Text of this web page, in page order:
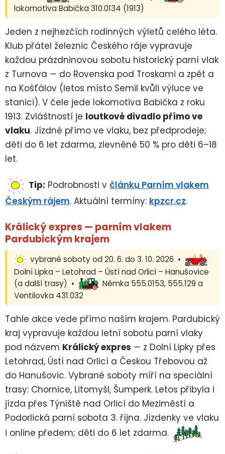
lokomotiva Babička 310.0134 (1913)
Jeden z nejhezčích rodinných výletů celého léta.
Klub přátel železnic Českého ráje vypravuje
každou prázdninovou sobotu historický parní vlak
z Turnova — do Rovenska pod Troskami a zpět a
na Košťálov (letos místo Semil kvůli výluce ve
stanici). V čele jede lokomotiva Babička z roku
1913. Zvláštností je loutkové divadlo přímo ve
vlaku. Jízdné přímo ve vlaku, bez předprodeje;
děti do 6 let zdarma, zlevněné 50 % pro děti 6–18
let.
Tip: Podrobnosti v článku Parním vlakem
Českým rájem. Aktuální termíny: kpzcr.cz.
Králický expres — parním vlakem
Pardubickým krajem
vybrané soboty od 20. 6. do 3. 10. 2026 •
Dolní Lipka – Letohrad – Ústí nad Orlicí – Hanušovice
(a další trasy) •
Němka 555.0153, 555.129 a
Ventilovka 431.032
Tahle akce vede přímo naším krajem. Pardubický
kraj vypravuje každou letní sobotu parní vlaky
pod názvem Králický expres — z Dolní Lipky přes
Letohrad, Ústí nad Orlicí a Českou Třebovou až
do Hanušovic. Vybrané soboty míří na speciální
trasy: Chornice, Litomyšl, Šumperk. Letos přibyla i
jízda přes Týniště nad Orlicí do Meziměstí a
Podorlická parní sobota 3. října. Jízdenky ve vlaku
i online předem; děti do 6 let zdarma.